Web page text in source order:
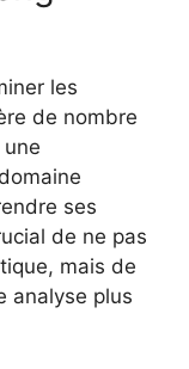
les
de nombre
ses
de ne pas
mais de
analyse plus